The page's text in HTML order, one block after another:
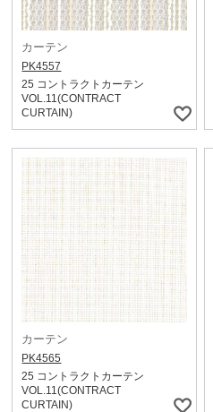
カーテン
PK4557
25 コントラクトカーテン
VOL.11(CONTRACT
CURTAIN)
カーテン
PK4565
25 コントラクトカーテン
VOL.11(CONTRACT
CURTAIN)